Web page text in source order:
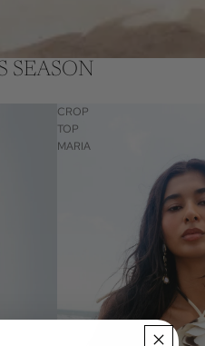
SEASON
CROP
TOP
MARIA